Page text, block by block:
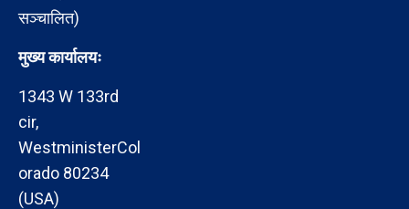
सञ्चालित)
मुख्य कार्यालयः
1343 W 133rd
cir,
WestministerCol
orado 80234
(USA)